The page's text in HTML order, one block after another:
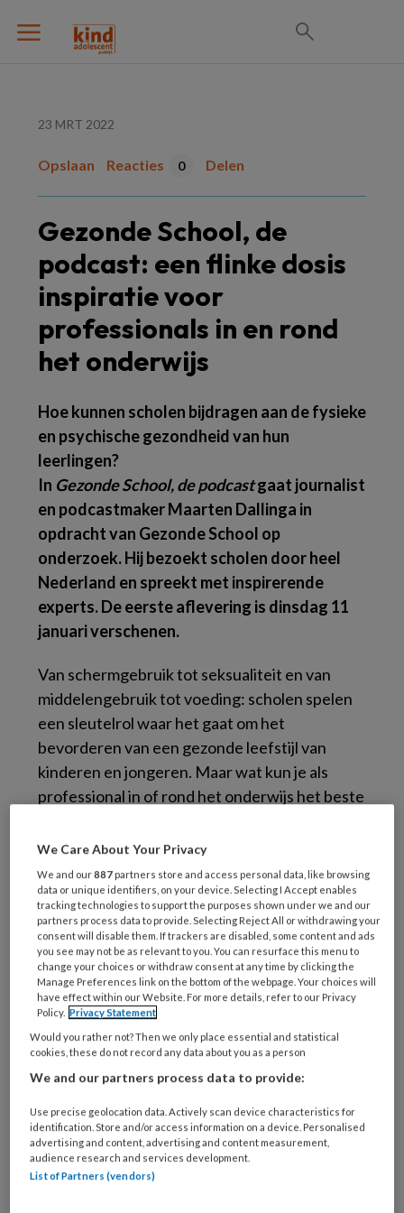
23 MRT 2022
Opslaan Reacties 0 Delen
Gezonde School, de
podcast: een flinke dosis
inspiratie voor
professionals in en rond
het onderwijs
Hoe kunnen scholen bijdragen aan de fysieke
en psychische gezondheid van hun
leerlingen?
In Gezonde School, de podcastgaat journalist
en podcastmaker Maarten Dallinga in
opdracht van Gezonde School op
onderzoek. Hij bezoekt scholen door heel
Nederland en spreekt met inspirerende
experts. De eerste aflevering is dinsdag 11
januari verschenen.
Van schermgebruik tot seksualiteit en van
middelengebruik tot voeding: scholen spelen
een sleutelrol waar het gaat om het
bevorderen van een gezonde leefstijl van
kinderen en jongeren. Maar wat kun je als
professional in of rond het onderwijs het beste
presentator Maarten Dallinga zich in
bijzondere initiatieven op scholen. Zo bezoekt
hij in Vaassen een training waar kinderen uit
groep 7 en 8 leren hun grenzen aan te geven.
Ook is hij bij de aftrap van de Smoke Free
Challenge op een vmbo in Zaandam.
Deskundigen van onder meer Stichting School
& Veiligheid, Trimbos-instituut, Bureau Jeugd
& Media en Universiteit Utrecht geven
achtergrondinformatie en concrete tips voor
onderwijsprofessionals. In iedere aflevering
behandelt Maarten een ander aspect van
gezonde leefstijl.
We Care About Your Privacy
We and our887 partners store and access personal data, like browsing
data or unique identifiers, on your device. Selecting I Accept enables
tracking technologies to support the purposes shown under we and our
partners process data to provide. Selecting Reject All or withdrawing your
consent will disable them. If trackers are disabled, some content and ads
you see may not be as relevant to you. You can resurface this menu to
change your choices or withdraw consent at any time by clicking the
Manage Preferences link on the bottom of the webpage. Your choices will
have effect within our Website. For more details, refer to our Privacy
Policy. Privacy Statement
Would you rather not? Then we only place essential and statistical
cookies, these do not record any data about you as a person
We and our partners process data to provide:
Use precise geolocation data. Actively scan device characteristics for
identification. Store and/or access information on a device. Personalised
advertising and content, advertising and content measurement,
audience research and services development.
List of Partners (vendors)